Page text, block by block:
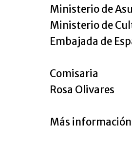
Ministerio de
Ministerio de
Embajada de
Comisaria
Rosa Olivares
Más